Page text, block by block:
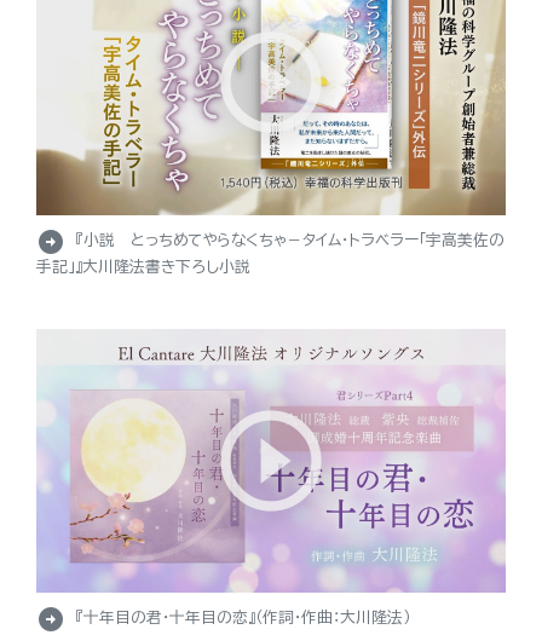
arrow_circle_right
『小説 とっちめてやらなくちゃ－タイム・トラベラー「宇高美佐の
手記」』大川隆法書き下ろし小説
arrow_circle_right 『十年目の君・十年目の恋』（作詞・作曲：大川隆法）